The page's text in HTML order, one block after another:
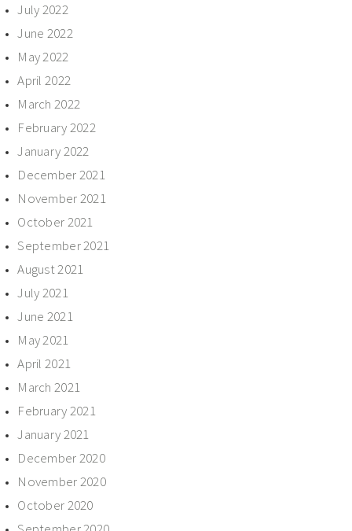
July 2022
June 2022
May 2022
April 2022
March 2022
February 2022
January 2022
December 2021
November 2021
October 2021
September 2021
August 2021
July 2021
June 2021
May 2021
April 2021
March 2021
February 2021
January 2021
December 2020
November 2020
October 2020